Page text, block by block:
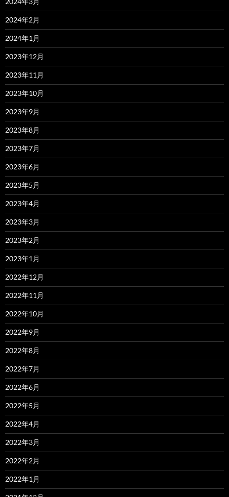
2024年2月
2024年1月
2023年12月
2023年11月
2023年10月
2023年9月
2023年8月
2023年7月
2023年6月
2023年5月
2023年4月
2023年3月
2023年2月
2023年1月
2022年12月
2022年11月
2022年10月
2022年9月
2022年8月
2022年7月
2022年6月
2022年5月
2022年4月
2022年3月
2022年2月
2022年1月